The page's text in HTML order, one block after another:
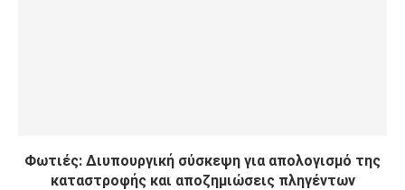
Φωτιές: Διυπουργική σύσκεψη για απολογισμό της
καταστροφής και αποζημιώσεις πληγέντων